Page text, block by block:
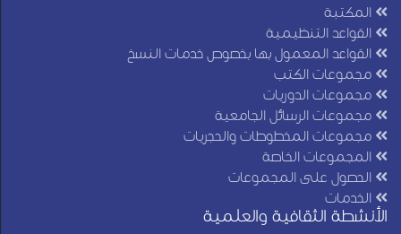
المكتبة
القواعد التنظيمية
القواعد المعمول بها بخصوص خدمات النسخ
مجموعات الكتب
مجموعات الدوريات
مجموعات الرسائل الجامعية
مجموعات المخطوطات والحجريات
المجموعات الخاصة
الحصول على المجموعات
الخدمات
الأنشطة الثقافية والعلمية